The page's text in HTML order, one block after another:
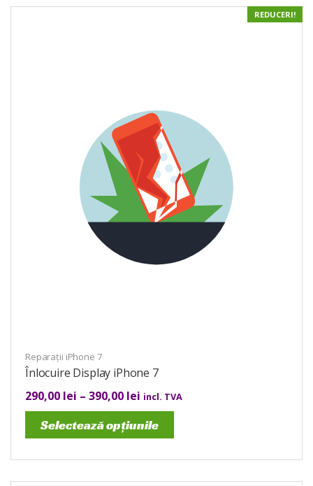
REDUCERI!
Reparații iPhone 7
Înlocuire Display iPhone 7
290,00 lei – 390,00 lei incl. TVA
Selectează opțiunile